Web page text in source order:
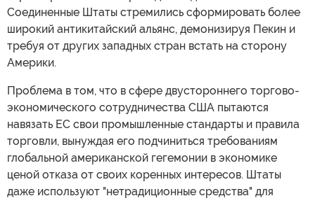
Соединенные Штаты стремились сформировать более
широкий антикитайский альянс, демонизируя Пекин и
требуя от других западных стран встать на сторону
Америки.
Проблема в том, что в сфере двустороннего торгово-
экономического сотрудничества США пытаются
навязать ЕС свои промышленные стандарты и правила
торговли, вынуждая его подчиниться требованиям
глобальной американской гегемонии в экономике
ценой отказа от своих коренных интересов. Штаты
даже используют "нетрадиционные средства" для